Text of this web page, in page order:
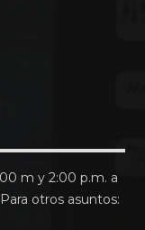
m y 2:00 p.m. a
otros asuntos: